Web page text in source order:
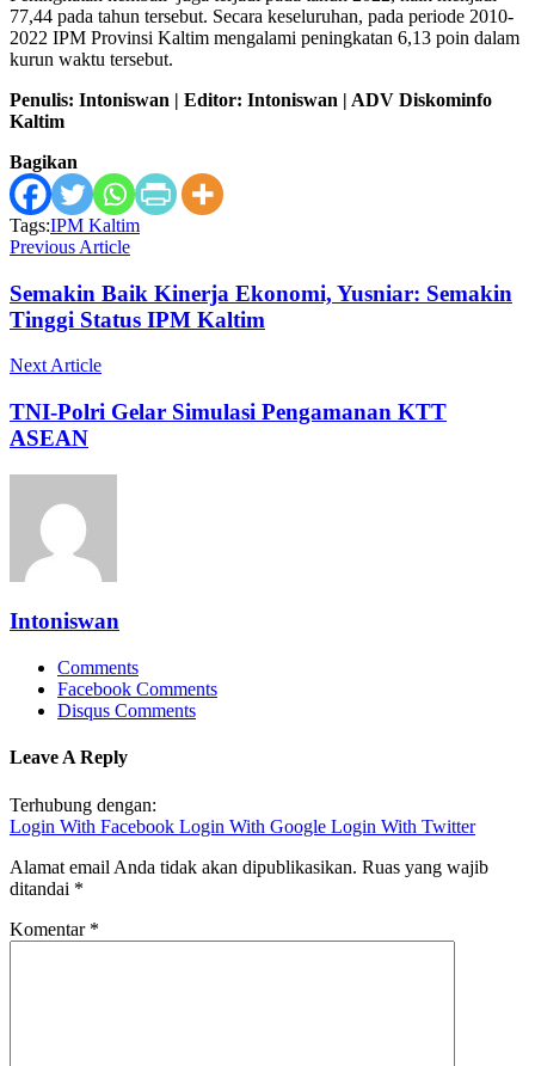
77,44 pada tahun tersebut. Secara keseluruhan, pada periode 2010-
2022 IPM Provinsi Kaltim mengalami peningkatan 6,13 poin dalam
kurun waktu tersebut.
Penulis: Intoniswan | Editor: Intoniswan | ADV Diskominfo
Kaltim
Bagikan
Tags:IPM Kaltim
Previous Article
Semakin Baik Kinerja Ekonomi, Yusniar: Semakin
Tinggi Status IPM Kaltim
Next Article
TNI-Polri Gelar Simulasi Pengamanan KTT
ASEAN
Intoniswan
Comments
Facebook Comments
Disqus Comments
Leave A Reply
Terhubung dengan:
Login With Facebook Login With Google Login With Twitter
Alamat email Anda tidak akan dipublikasikan. Ruas yang wajib
ditandai *
Komentar *